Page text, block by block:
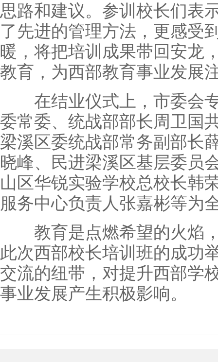
思路和建议。参训校长们表
了先进的管理方法，更感受
暖，将把培训成果带回安龙
教育，为西部教育事业发展
在结业仪式上，市委会专
委常委、统战部部长周卫国
梁溪区委统战部常务副部长
晓峰、民进梁溪区基层委员
山区华锐实验学校总校长韩
服务中心负责人张嘉彬等为
教育是点燃希望的火焰，
此次西部校长培训班的成功
交流的纽带，对提升西部学
事业发展产生积极影响。